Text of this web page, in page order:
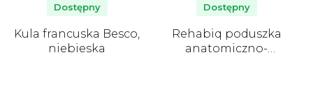
Kula francuska Besco,
niebieska
Dostępny
Rehabiq poduszka
anatomiczno-
Dostępny